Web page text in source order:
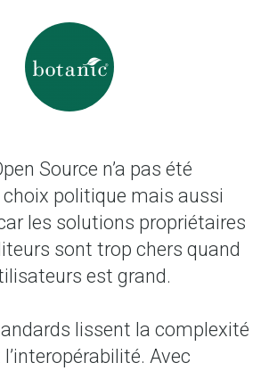
Source n’a pas été
politique mais aussi
les solutions propriétaires
sont trop chers quand
est grand.
lissent la complexité
Avec